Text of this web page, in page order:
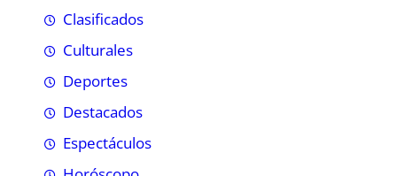
Clasificados
Culturales
Deportes
Destacados
Espectáculos